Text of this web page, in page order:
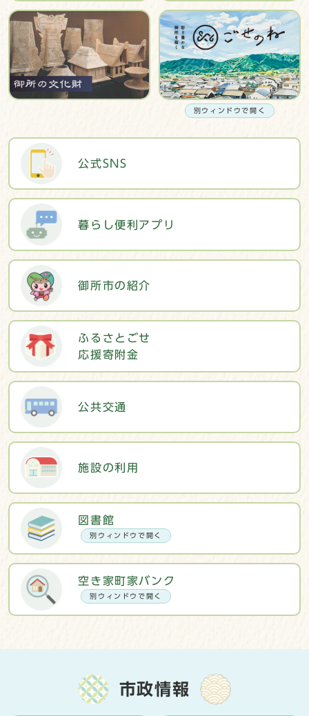
別ウィンドウで開く
公式SNS
暮らし便利アプリ
御所市の紹介
ふるさとごせ
応援寄附金
公共交通
施設の利用
図書館
別ウィンドウで開く
空き家町家バンク
別ウィンドウで開く
市政情報